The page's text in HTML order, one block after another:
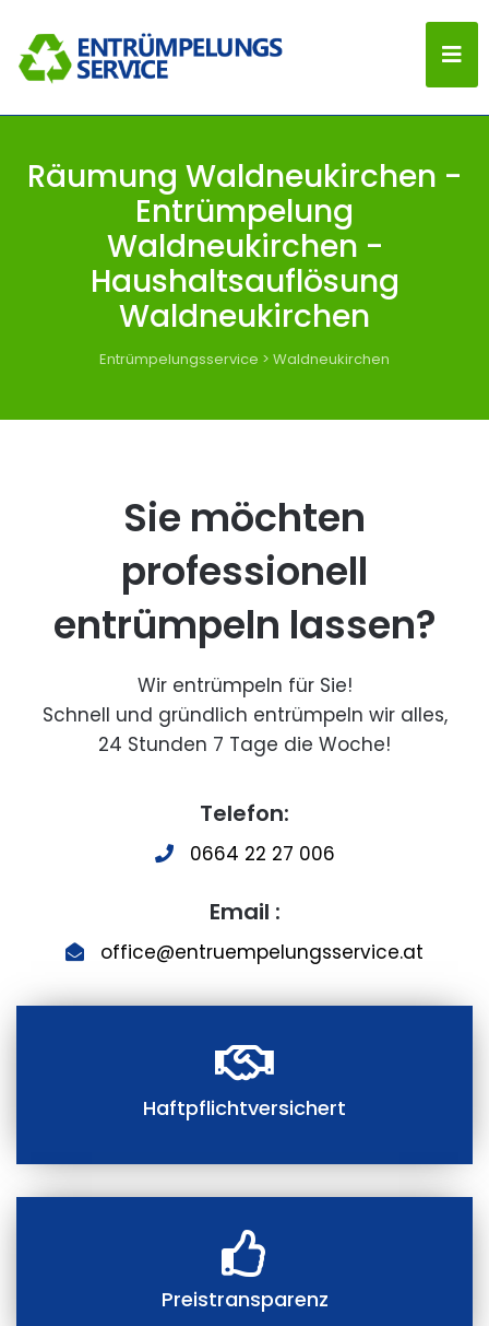
Räumung Waldneukirchen -
Entrümpelung
Waldneukirchen -
Haushaltsauflösung
Waldneukirchen
Entrümpelungsservice > Waldneukirchen
Sie möchten
professionell
entrümpeln lassen?
Wir entrümpeln für Sie!
Schnell und gründlich entrümpeln wir alles,
24 Stunden 7 Tage die Woche!
Telefon:
0664 22 27 006
Email :
office@entruempelungsservice.at
Haftpflichtversichert
Preistransparenz